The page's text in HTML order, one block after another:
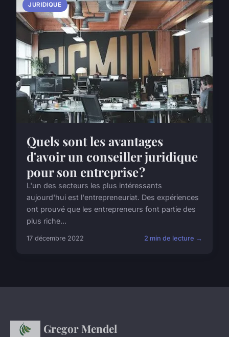
JURIDIQUE
Quels sont les avantages
d'avoir un conseiller juridique
pour son entreprise ?
L'un des secteurs les plus intéressants
aujourd'hui est l'entrepreneuriat. Des expériences
ont prouvé que les entrepreneurs font partie des
plus riche...
17 décembre 2022 2 min de lecture →
Gregor Mendel